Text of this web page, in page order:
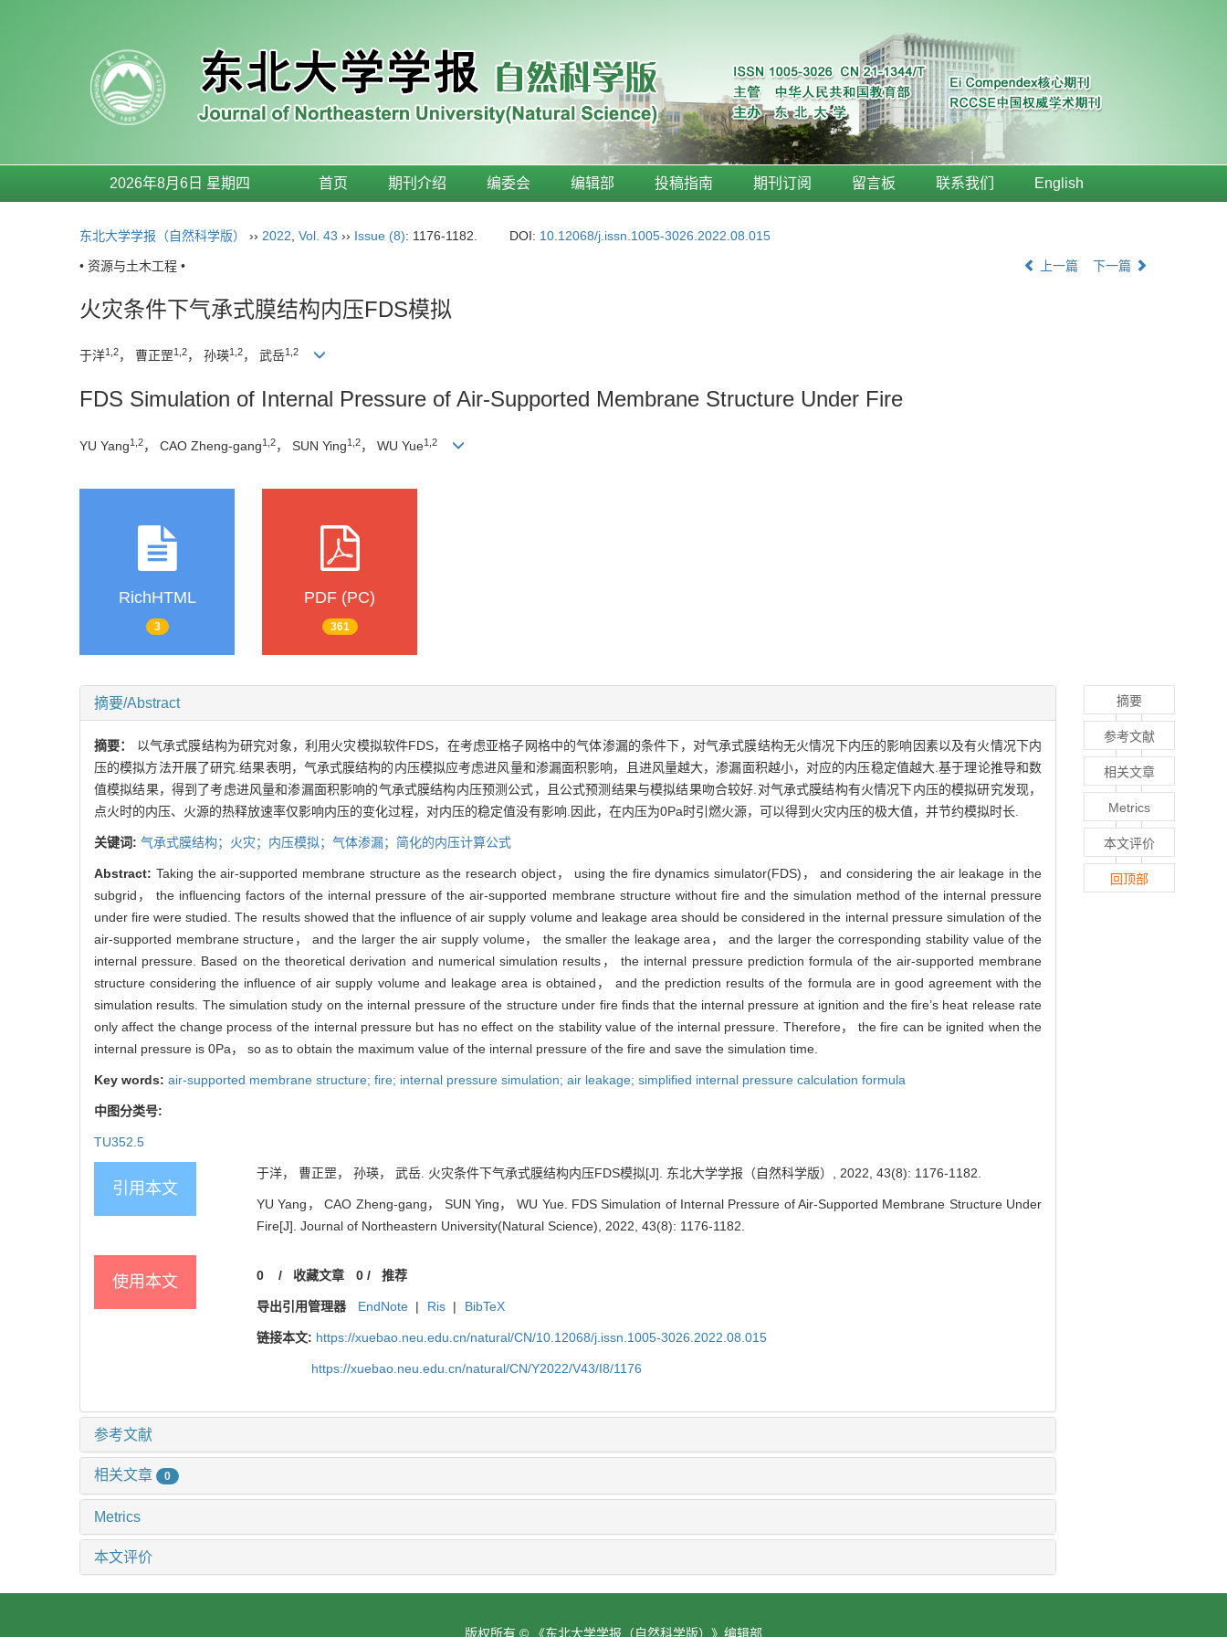
2026年8月6日 星期四 首页 期刊介绍 编委会 编辑部 投稿指南 期刊订阅 留言板 联系我们 English
东北大学学报（自然科学版） ›› 2022 Vol. 43 ›› Issue (8): 1176-1182. DOI: 10.12068/j.issn.1005-3026.2022.08.015
• 资源与土木工程 • 上一篇 下一篇
火灾条件下气承式膜结构内压FDS模拟
于洋1,2， 曹正罡1,2， 孙瑛1,2， 武岳1,2
FDS Simulation of Internal Pressure of Air-Supported Membrane Structure Under Fire
YU Yang1,2， CAO Zheng-gang1,2， SUN Ying1,2， WU Yue1,2
RichHTML
3
PDF (PC)
361
摘要/Abstract
摘要： 以气承式膜结构为研究对象，利用火灾模拟软件FDS，在考虑亚格子网格中的气体渗漏的条件下，对气承式膜结构无火情况下内压的影响因素以及有火情况下内
压的模拟方法开展了研究.结果表明，气承式膜结构的内压模拟应考虑进风量和渗漏面积影响，且进风量越大，渗漏面积越小，对应的内压稳定值越大.基于理论推导和数
值模拟结果，得到了考虑进风量和渗漏面积影响的气承式膜结构内压预测公式，且公式预测结果与模拟结果吻合较好.对气承式膜结构有火情况下内压的模拟研究发现，
点火时的内压、火源的热释放速率仅影响内压的变化过程，对内压的稳定值没有影响.因此，在内压为0Pa时引燃火源，可以得到火灾内压的极大值，并节约模拟时长.
关键词: 气承式膜结构；火灾；内压模拟；气体渗漏；简化的内压计算公式
Abstract: Taking the air-supported membrane structure as the research object， using the fire dynamics simulator(FDS)， and considering the air leakage in the
subgrid， the influencing factors of the internal pressure of the air-supported membrane structure without fire and the simulation method of the internal pressure
under fire were studied. The results showed that the influence of air supply volume and leakage area should be considered in the internal pressure simulation of the
air-supported membrane structure， and the larger the air supply volume， the smaller the leakage area， and the larger the corresponding stability value of the
internal pressure. Based on the theoretical derivation and numerical simulation results， the internal pressure prediction formula of the air-supported membrane
structure considering the influence of air supply volume and leakage area is obtained， and the prediction results of the formula are in good agreement with the
simulation results. The simulation study on the internal pressure of the structure under fire finds that the internal pressure at ignition and the fire’s heat release rate
only affect the change process of the internal pressure but has no effect on the stability value of the internal pressure. Therefore， the fire can be ignited when the
internal pressure is 0Pa， so as to obtain the maximum value of the internal pressure of the fire and save the simulation time.
Key words: air-supported membrane structure; fire; internal pressure simulation; air leakage; simplified internal pressure calculation formula
中图分类号:
TU352.5
引用本文
于洋， 曹正罡， 孙瑛， 武岳. 火灾条件下气承式膜结构内压FDS模拟[J]. 东北大学学报（自然科学版）, 2022, 43(8): 1176-1182.
YU Yang， CAO Zheng-gang， SUN Ying， WU Yue. FDS Simulation of Internal Pressure of Air-Supported Membrane Structure Under
Fire[J]. Journal of Northeastern University(Natural Science), 2022, 43(8): 1176-1182.
使用本文 0 / 收藏文章 0/ 推荐
导出引用管理器 EndNote | Ris | BibTeX
链接本文: https://xuebao.neu.edu.cn/natural/CN/10.12068/j.issn.1005-3026.2022.08.015
https://xuebao.neu.edu.cn/natural/CN/Y2022/V43/I8/1176
参考文献
相关文章 0
Metrics
本文评价
摘要
参考文献
相关文章
Metrics
本文评价
回顶部
版权所有 © 《东北大学学报（自然科学版）》编辑部